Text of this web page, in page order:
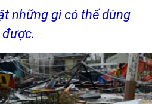
những gì có thể dùng
được.